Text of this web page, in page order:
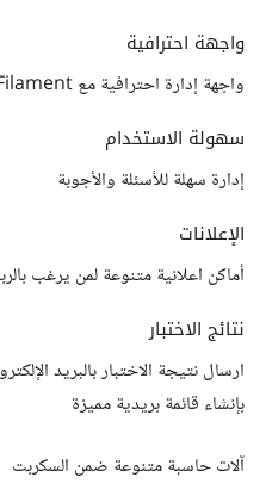
واجهة احترافية
واجهة إدارة احترافية مع Filament
سهولة الاستخدام
إدارة سهلة للأسئلة والأجوبة
الإعلانات
أماكن اعلانية متنوعة لمن يرغب
نتائج الاختبار
ارسال نتيجة الاختبار بالبريد
بإنشاء قائمة بريدية مميزة
آلات حاسبة متنوعة ضمن السكربت